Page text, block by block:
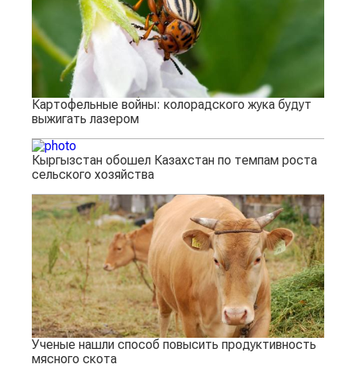
Картофельные войны: колорадского жука будут
выжигать лазером
Кыргызстан обошел Казахстан по темпам роста
сельского хозяйства
Ученые нашли способ повысить продуктивность
мясного скота